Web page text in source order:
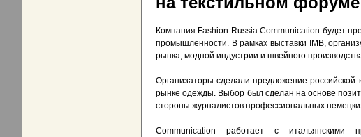
Компания Fashion-Russia.Communication будет
промышленности. В рамках выставки IMB,
рынка, модной индустрии и швейного
Организаторы сделали предложение российской
рынке одежды. Выбор был сделан на основе
стороны журналистов профессиональных
Communication работает с итальянскими